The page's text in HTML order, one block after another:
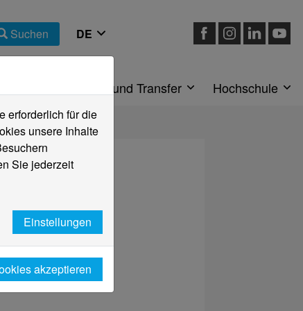
Suchen
Forschung und Transfer Hochschule
erforderlich für die
unsere Inhalte
Sie jederzeit
Einstellungen
akzeptieren